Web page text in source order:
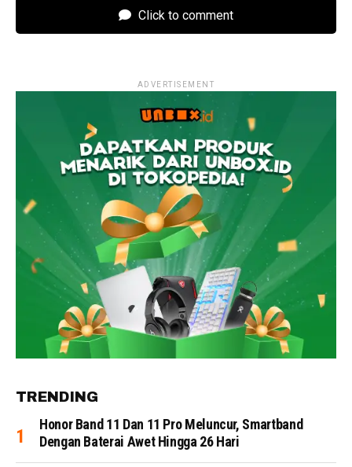
Click to comment
ADVERTISEMENT
TRENDING
Honor Band 11 Dan 11 Pro Meluncur, Smartband
Dengan Baterai Awet Hingga 26 Hari